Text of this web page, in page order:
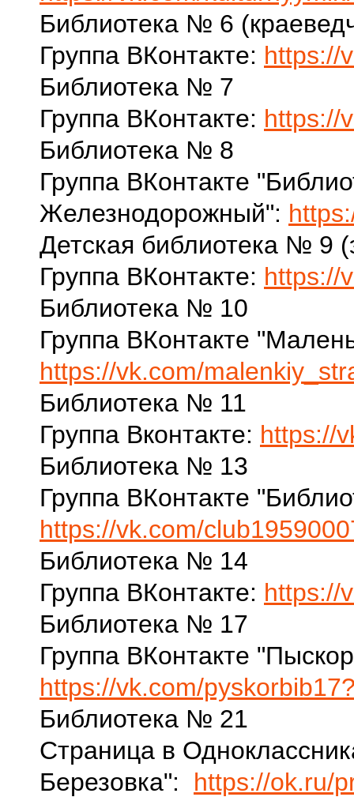
Библиотека № 6
Группа ВКонтакте: https://
Библиотека № 7
Группа ВКонтакте: https://
Библиотека № 8
Группа ВКонтакте
Железнодорожный":
Детская библиотека № 9
Группа ВКонтакте: https://
Библиотека № 10
Группа ВКонтакте
https://vk.com/
Библиотека № 11
Группа Вконтакте: https://
Библиотека № 13
Группа ВКонтакте
https://vk.com/
Библиотека № 14
Группа ВКонтакте: https://
Библиотека № 17
Группа ВКонтакте
https://vk.com/
Библиотека № 21
Страница в
Березовка": https://ok.ru/